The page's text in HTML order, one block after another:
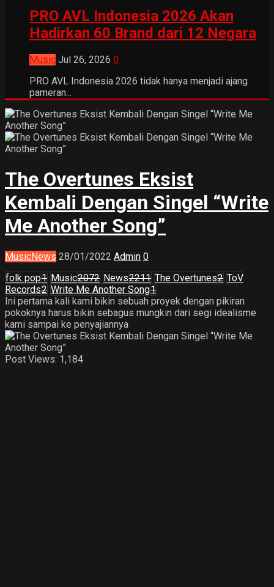
PRO AVL Indonesia 2026 Akan
Hadirkan 60 Brand dari 12 Negara
Music Jul 26, 2026 0
PRO AVL Indonesia 2026 tidak hanya menjadi ajang
pameran...
The Overtunes Eksist
Kembali Dengan Singel “Write
Me Another Song”
MusicNews 28/01/2022 Admin 0
folk pop1 Music2072 News2211 The Overtunes2 ToV
Records2 Write Me Another Song1
Ini pertama kali kami bikin sebuah proyek dengan pikiran
pokoknya harus bikin sebagus mungkin dari segi idealisme
kami sampai ke penyajiannya
Post Views: 1,184